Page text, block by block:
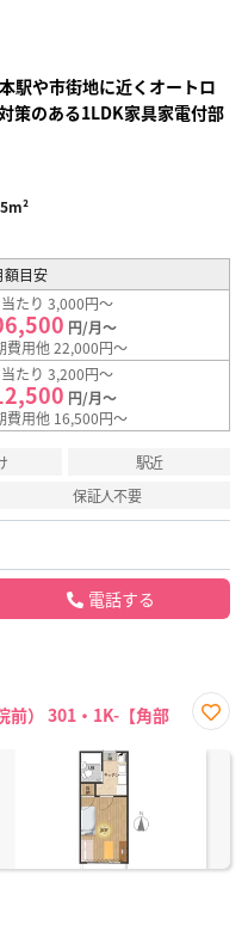
駅や市街地に近くオートロ
策のある1LDK家具家電付部
額目安
たり 3,000円～
円/月～
費用他 22,000円～
たり 3,200円～
円/月～
費用他 16,500円～
駅近
保証人不要
電話する
前） 301・1K-【角部
に入